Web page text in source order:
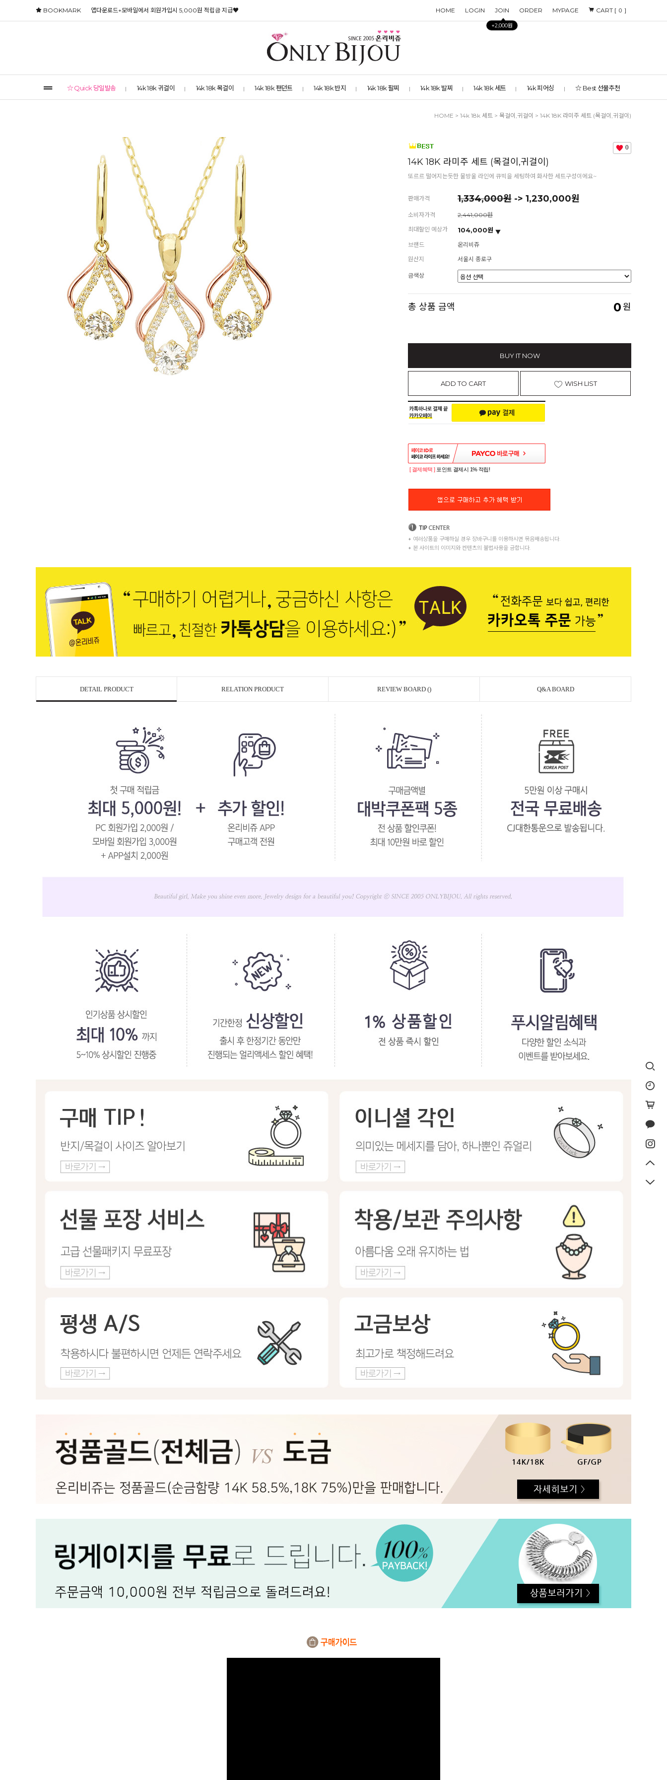
HOME LOGIN JOIN
+2,000원
ORDER MYPAGE CART [ 0 ]
BOOKMARK 앱다운로드+모바일에서 회원가입시 5,000원 적립금 지급♥
☆ Quick 당일발송 14k 18k 귀걸이 14k 18k 목걸이 14k 18k 팬던트 14k 18k 반지 14k 18k 팔찌 14k 18k 발찌 14k 18k 세트 14k 피어싱 ☆ Best 선물추천
HOME > 14k 18k 세트 > 목걸이,귀걸이 > 14K 18K 라미주 세트 (목걸이,귀걸이)
0
14K 18K 라미주 세트 (목걸이,귀걸이)
또르르 떨어지는듯한 물방울 라인에 큐빅을 세팅하여 화사한 세트구성이에요~
판매가격 1,334,000원 -> 1,230,000원
소비자가격
2,441,000원
최대할인 예상가
104,000원
브랜드
온리비쥬
원산지
서울시 종로구
금색상
총 상품 금액 0원
BUY IT NOW
ADD TO CART WISH LIST
페이코 ID로 페이코 라이
[ 결제혜택 ] 포인트 결제시 1% 적립!
+ 여러상품을 구매하실 경우 장바구니를 이용하시면 묶음배송됩니다.
+ 본 사이트의 이미지와 컨텐츠의 불법사용을 금합니다.
DETAIL PRODUCT RELATION PRODUCT REVIEW BOARD () Q&A BOARD